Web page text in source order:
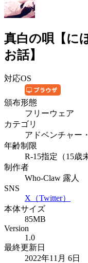
真白の唄【に
お話】
対応OS
頒布形態
フリーウェア
カテゴリ
アドベンチャー
年齢制限
R-15指定（15歳
制作者
Who-Claw 露人
SNS
X（Twitter）
本体サイズ
85MB
Version
1.0
最終更新日
2022年11月 6日